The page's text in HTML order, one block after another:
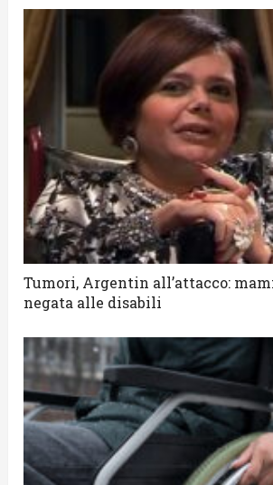
Tumori, Argentin all’attacco:
negata alle disabili